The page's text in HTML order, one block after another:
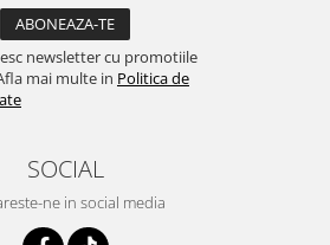
newsletter cu promotiile
mai multe in Politica de
SOCIAL
ne in social media